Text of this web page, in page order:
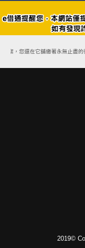
案，您還在它舖繳著永無止盡
2019©